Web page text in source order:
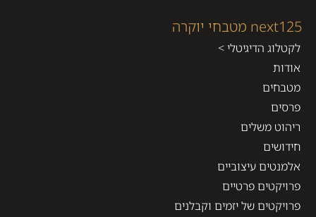
next125 מטבחי יוקרה
לקטלוג הדיגיטלי >
אודות
מטבחים
פרסים
ריהוט משלים
חידושים
אלמנטים עיצוביים
פרויקטים פרטיים
פרויקטים של יזמים וקבלנים